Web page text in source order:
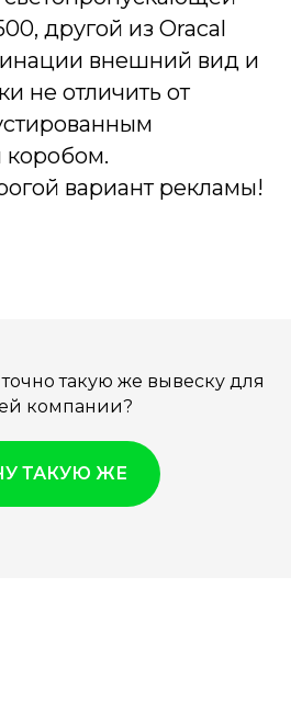
другой из Oracal
внешний вид и
не отличить от
вариант рекламы!
точно такую же вывеску для
компании?
ТАКУЮ ЖЕ